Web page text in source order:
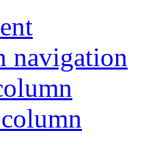
navigation